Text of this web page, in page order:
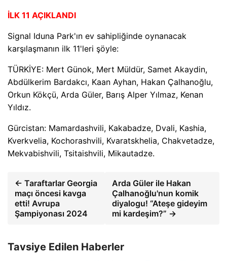
İLK 11 AÇIKLANDI
Signal Iduna Park'ın ev sahipliğinde oynanacak
karşılaşmanın ilk 11'leri şöyle:
TÜRKİYE: Mert Günok, Mert Müldür, Samet Akaydin,
Abdülkerim Bardakcı, Kaan Ayhan, Hakan Çalhanoğlu,
Orkun Kökçü, Arda Güler, Barış Alper Yılmaz, Kenan
Yıldız.
Gürcistan: Mamardashvili, Kakabadze, Dvali, Kashia,
Kverkvelia, Kochorashvili, Kvaratskhelia, Chakvetadze,
Mekvabishvili, Tsitaishvili, Mikautadze.
← Taraftarlar Georgia
maçı öncesi kavga
etti! Avrupa
Şampiyonası 2024
Arda Güler ile Hakan
Çalhanoğlu'nun komik
diyalogu! “Ateşe gideyim
mi kardeşim?” →
Tavsiye Edilen Haberler